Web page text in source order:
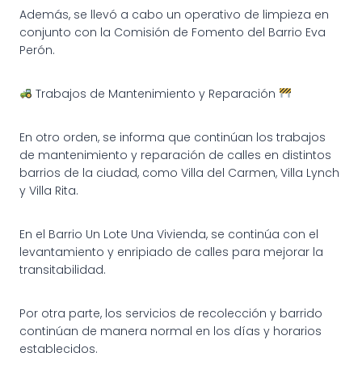
Además, se llevó a cabo un operativo de limpieza en
conjunto con la Comisión de Fomento del Barrio Eva
Perón.
Trabajos de Mantenimiento y Reparación
En otro orden, se informa que continúan los trabajos
de mantenimiento y reparación de calles en distintos
barrios de la ciudad, como Villa del Carmen, Villa Lynch
y Villa Rita.
En el Barrio Un Lote Una Vivienda, se continúa con el
levantamiento y enripiado de calles para mejorar la
transitabilidad.
Por otra parte, los servicios de recolección y barrido
continúan de manera normal en los días y horarios
establecidos.